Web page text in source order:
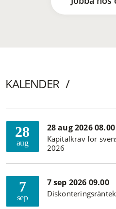
KALENDER
28
aug
28 aug 2026 08.00
Kapitalkrav för
2026
7
sep
7 sep 2026 09.00